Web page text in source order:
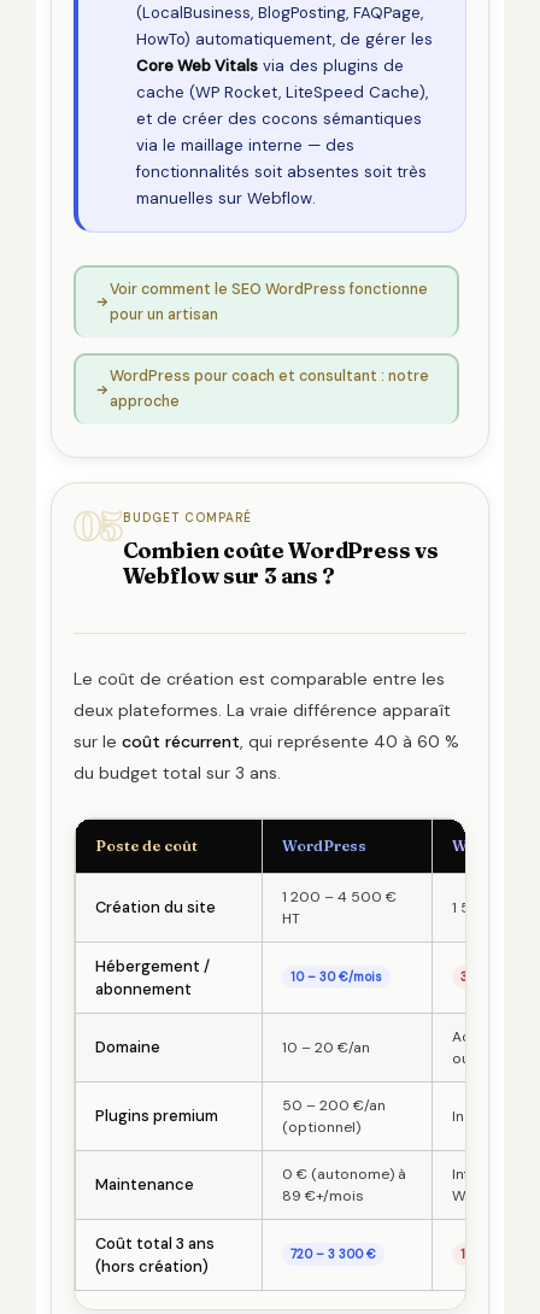
(LocalBusiness, BlogPosting, FAQPage,
HowTo) automatiquement, de gérer les
Core Web Vitalsvia des plugins de
cache (WP Rocket, LiteSpeed Cache),
et de créer des cocons sémantiques
via le maillage interne — des
fonctionnalités soit absentes soit très
manuelles sur Webflow.
Voir comment le SEO WordPress fonctionne
pour un artisan
WordPress pour coach et consultant : notre
approche
05BUDGET COMPARÉ
Combien coûte WordPress vs
Webflow sur 3 ans ?
Le coût de création est comparable entre les
deux plateformes. La vraie différence apparaît
sur le coût récurrent, qui représente 40 à 60 %
du budget total sur 3 ans.
Poste de coût WordPress Webflow
Création du site
1 200 – 4 500 €
HT
1 500 – 6
Hébergement /
abonnement
10 – 30 €/mois 39 – 235 €/
Domaine 10 – 20 €/an
Acheté
ou via
Plugins premium
50 – 200 €/an
(optionnel)
Inclus
Maintenance
0 € (autonome) à
89 €+/mois
Infra gérée
Webflow
Coût total 3 ans
(hors création)
720 – 3 300 € 1 404 – 8